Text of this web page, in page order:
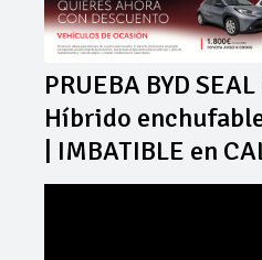
PRUEBA BYD
Híbrido enchufable
| IMBATIBLE en